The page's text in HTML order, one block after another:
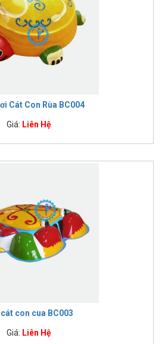
Cát Con Rùa BC004
Giá: Liên Hệ
cát con cua BC003
Giá: Liên Hệ